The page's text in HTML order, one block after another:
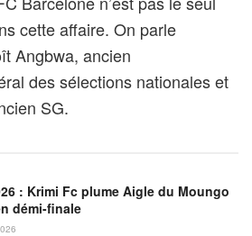
cette affaire. On parle
Angbwa, ancien
des sélections nationales et
SG.
: Krimi Fc plume Aigle du Moungo
démi-finale